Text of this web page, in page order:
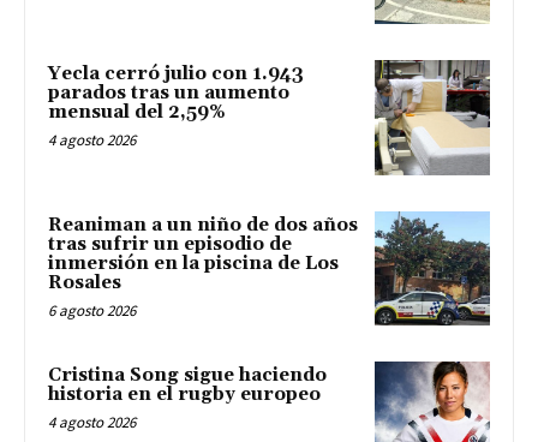
Yecla cerró julio con 1.943
parados tras un aumento
mensual del 2,59%
4 agosto 2026
Reaniman a un niño de dos años
tras sufrir un episodio de
inmersión en la piscina de Los
Rosales
6 agosto 2026
Cristina Song sigue haciendo
historia en el rugby europeo
4 agosto 2026